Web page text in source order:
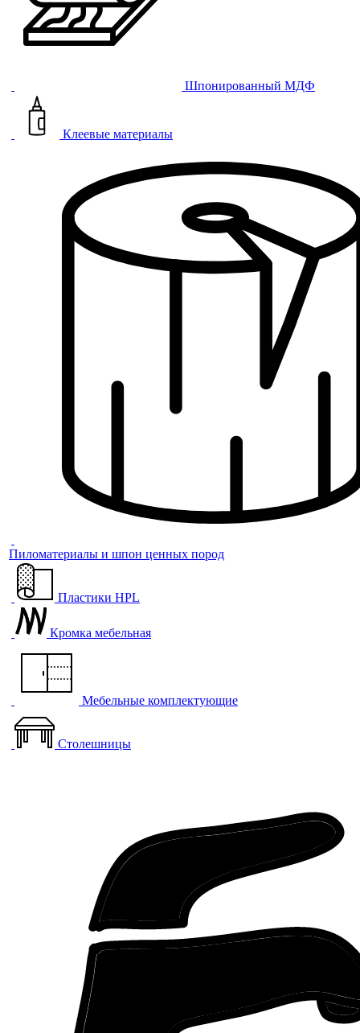
Шпонированный МДФ
Клеевые материалы
Пиломатериалы и шпон ценных пород
Пластики HPL
Кромка мебельная
Мебельные комплектующие
Столешницы